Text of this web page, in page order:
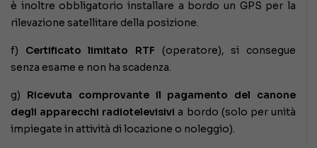
è inoltre obbligatorio installare a bordo un GPS per la
rilevazione satellitare della posizione.
f) Certificato limitato RTF (operatore), si consegue
senza esame e non ha scadenza.
g) Ricevuta comprovante il pagamento del canone
degli apparecchi radiotelevisivi a bordo (solo per unità
impiegate in attività di locazione o noleggio).